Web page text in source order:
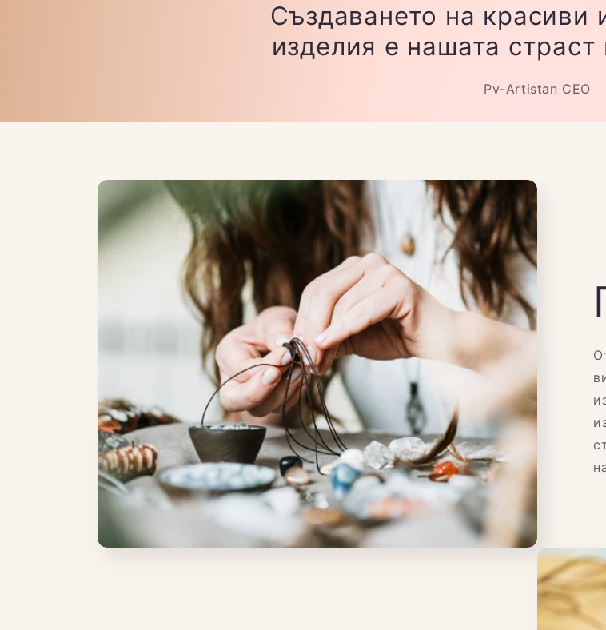
Създаването на красиви
изделия е нашата
Pv-Artistan CEO